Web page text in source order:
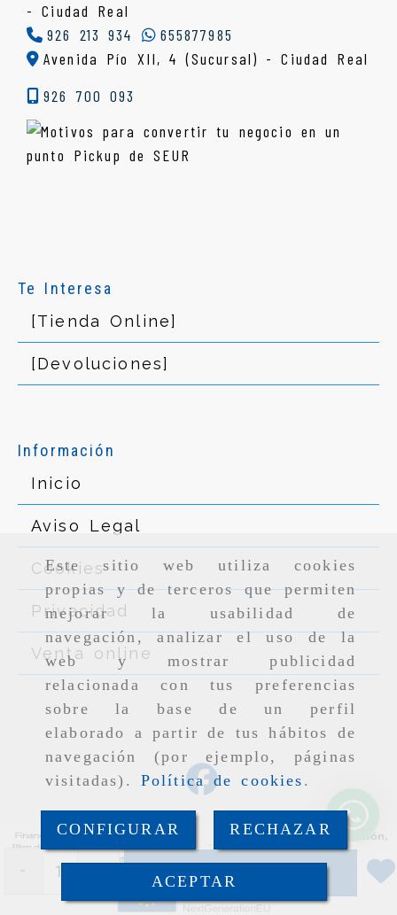
Este sitio web utiliza cookies
propias y de terceros que permiten
mejorar la usabilidad de
navegación, analizar el uso de la
web y mostrar publicidad
relacionada con tus preferencias
sobre la base de un perfil
elaborado a partir de tus hábitos de
navegación (por ejemplo, páginas
visitadas). Política de cookies .
CONFIGURAR RECHAZAR
ACEPTAR
+ Añadir
-Ciudad Real
926 213 934
655877985
Avenida Pío XII, 4 (Sucursal) - Ciudad Real
926 700 093
Te Interesa
[Tienda Online]
[Devoluciones]
Información
Inicio
Aviso Legal
Cookies
Privacidad
Venta online